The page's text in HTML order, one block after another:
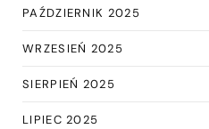
PAŹDZIERNIK 2025
WRZESIEŃ 2025
SIERPIEŃ 2025
LIPIEC 2025